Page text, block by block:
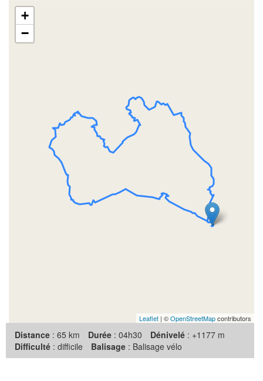
+
−
Leaflet | ©OpenStreetMapcontributors
Distance : 65 km Durée : 04h30 Dénivelé : +1177 m
Difficulté : difficile Balisage : Balisage vélo